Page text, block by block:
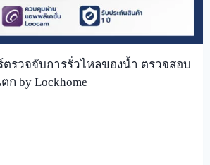
ตรวจจับการรั่วไหลของน้ำ ตรวจสอบ
by Lockhome